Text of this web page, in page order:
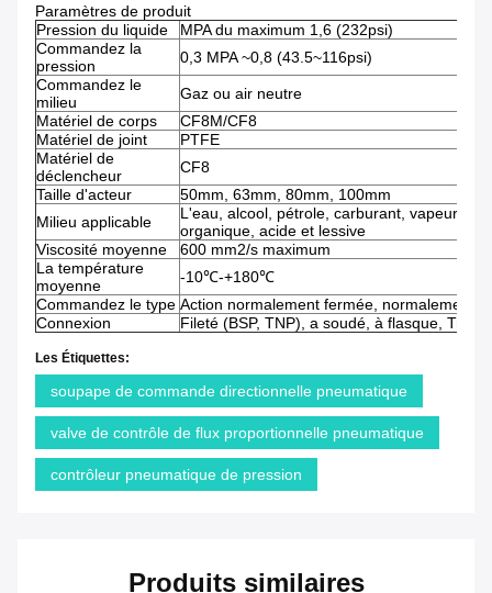
Paramètres de produit
Pression du liquide
MPA du maximum 1,6 (232psi)
Commandez la
pression
0,3 MPA ~0,8 (43.5~116psi)
Commandez le
milieu
Gaz ou air neutre
Matériel de corps
CF8M/CF8
Matériel de joint
PTFE
Matériel de
déclencheur
CF8
Taille d'acteur
50mm, 63mm, 80mm, 100mm
Milieu applicable
L'eau, alcool, pétrole, carburant, vapeur,
organique, acide et lessive
Viscosité moyenne
600 mm2/s maximum
La température
moyenne
-10℃-+180℃
Commandez le type Action normalement fermée, normalement
Connexion
Fileté (BSP, TNP), a soudé, à flasque, Tri
Les Étiquettes:
soupape de commande directionnelle pneumatique
valve de contrôle de flux proportionnelle pneumatique
contrôleur pneumatique de pression
Produits similaires